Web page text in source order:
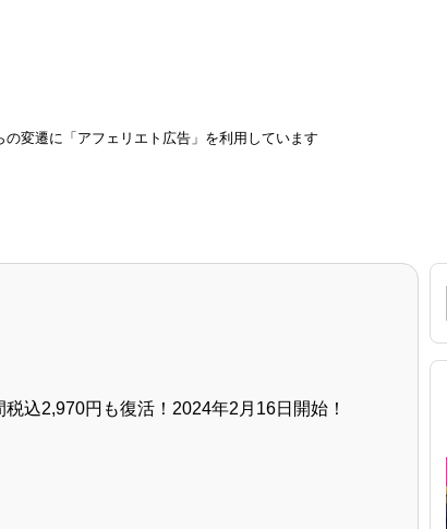
変遷に「アフェリエト広告」を利用しています
込2,970円も復活！2024年2月16日開始！